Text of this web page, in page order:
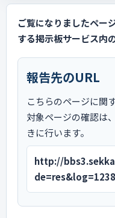
ご覧になりましたペー
する掲示板サービス内
報告先のURL
こちらのページに関
対象ページの確認は
きに行います。
http://
de=res&log=1238